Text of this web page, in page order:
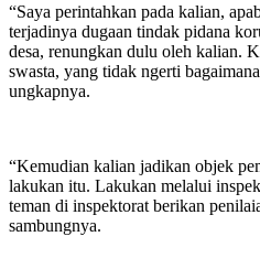
“Saya perintahkan pada kalian,
terjadinya dugaan tindak pidana
desa, renungkan dulu oleh kalian.
swasta, yang tidak ngerti
ungkapnya.
“Kemudian kalian jadikan objek
lakukan itu. Lakukan melalui
teman di inspektorat berikan
sambungnya.